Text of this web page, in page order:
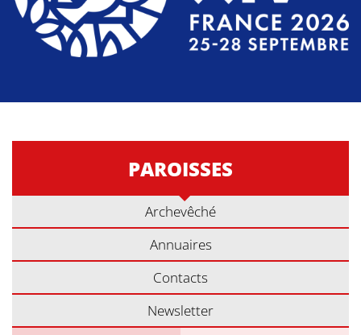
PAROISSES
Archevêché
Annuaires
Contacts
Newsletter